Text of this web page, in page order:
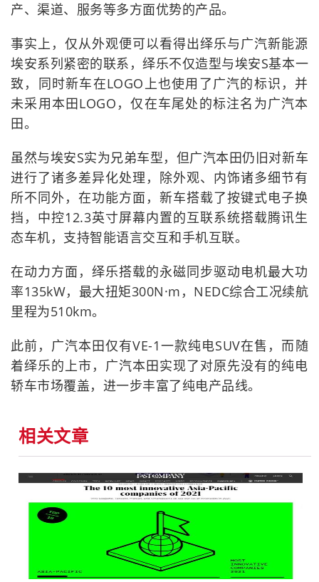
产、渠道、服务等多方面优势的产品。
事实上，仅从外观便可以看得出绎乐与广汽新能源
埃安系列紧密的联系，绎乐不仅造型与埃安S基本一
致，同时新车在LOGO上也使用了广汽的标识，并
未采用本田LOGO，仅在车尾处的标注名为广汽本
田。
虽然与埃安S实为兄弟车型，但广汽本田仍旧对新车
进行了诸多差异化处理，除外观、内饰诸多细节有
所不同外，在功能方面，新车搭载了按键式电子换
挡，中控12.3英寸屏幕内置的互联系统搭载腾讯生
态车机，支持智能语言交互和手机互联。
在动力方面，绎乐搭载的永磁同步驱动电机最大功
率135kW，最大扭矩300N·m，NEDC综合工况续航
里程为510km。
此前，广汽本田仅有VE-1一款纯电SUV在售，而随
着绎乐的上市，广汽本田实现了对原先没有的纯电
轿车市场覆盖，进一步丰富了纯电产品线。
相关文章